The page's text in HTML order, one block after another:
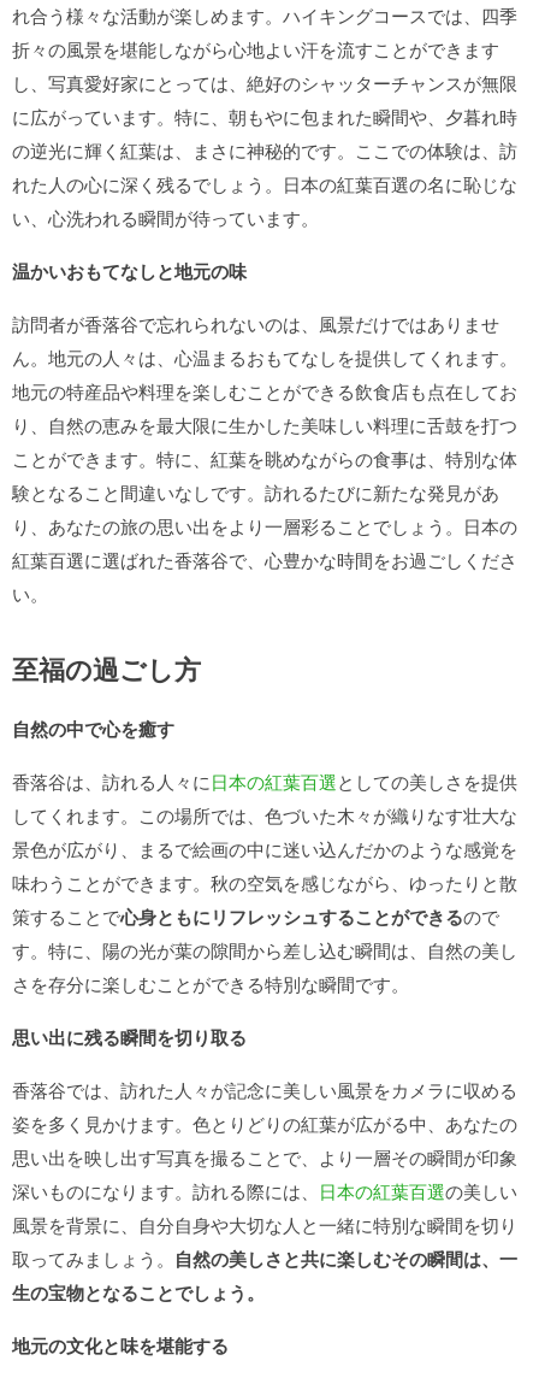
れ合う様々な活動が楽しめます。ハイキングコースでは、四季
折々の風景を堪能しながら心地よい汗を流すことができます
し、写真愛好家にとっては、絶好のシャッターチャンスが無限
に広がっています。特に、朝もやに包まれた瞬間や、夕暮れ時
の逆光に輝く紅葉は、まさに神秘的です。ここでの体験は、訪
れた人の心に深く残るでしょう。日本の紅葉百選の名に恥じな
い、心洗われる瞬間が待っています。
温かいおもてなしと地元の味
訪問者が香落谷で忘れられないのは、風景だけではありませ
ん。地元の人々は、心温まるおもてなしを提供してくれます。
地元の特産品や料理を楽しむことができる飲食店も点在してお
り、自然の恵みを最大限に生かした美味しい料理に舌鼓を打つ
ことができます。特に、紅葉を眺めながらの食事は、特別な体
験となること間違いなしです。訪れるたびに新たな発見があ
り、あなたの旅の思い出をより一層彩ることでしょう。日本の
紅葉百選に選ばれた香落谷で、心豊かな時間をお過ごしくださ
い。
至福の過ごし方
自然の中で心を癒す
香落谷は、訪れる人々に日本の紅葉百選としての美しさを提供
してくれます。この場所では、色づいた木々が織りなす壮大な
景色が広がり、まるで絵画の中に迷い込んだかのような感覚を
味わうことができます。秋の空気を感じながら、ゆったりと散
策することで心身ともにリフレッシュすることができるので
す。特に、陽の光が葉の隙間から差し込む瞬間は、自然の美し
さを存分に楽しむことができる特別な瞬間です。
思い出に残る瞬間を切り取る
香落谷では、訪れた人々が記念に美しい風景をカメラに収める
姿を多く見かけます。色とりどりの紅葉が広がる中、あなたの
思い出を映し出す写真を撮ることで、より一層その瞬間が印象
深いものになります。訪れる際には、 日本の紅葉百選の美しい
風景を背景に、自分自身や大切な人と一緒に特別な瞬間を切り
取ってみましょう。 自然の美しさと共に楽しむその瞬間は、一
生の宝物となることでしょう。
地元の文化と味を堪能する